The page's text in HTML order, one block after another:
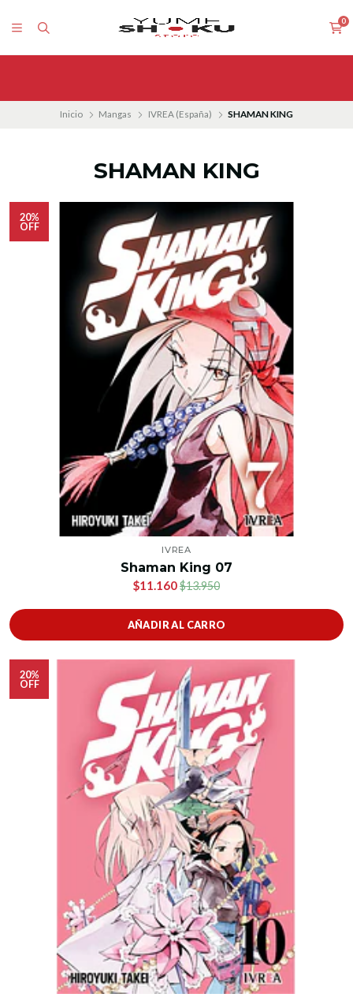
0
Inicio Mangas IVREA (España) SHAMAN KING
SHAMAN KING
20%
OFF
IVREA
Shaman King 07
$11.160$13.950
AÑADIR AL CARRO
20%
OFF